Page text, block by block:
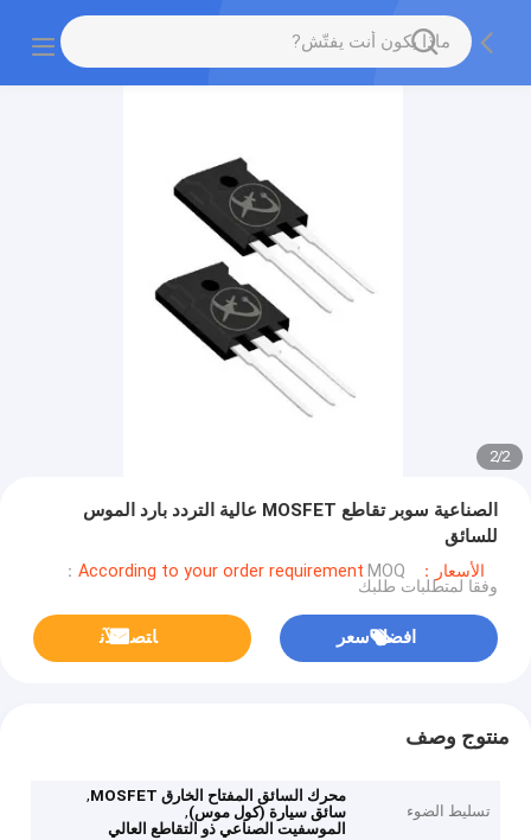
2
/
2
الصناعية سوبر تقاطع MOSFET عالية التردد بارد الموس
للسائق
الأسعار：According to your order requirement MOQ：
وفقا لمتطلبات طلبك
افضل سعر ﺎﺘﺼﻟ ﺍﻶﻧ
منتوج وصف
تسليط الضوء
محرك السائق المفتاح الخارق MOSFET
,
سائق سيارة (كول موس),
الموسفيت الصناعي ذو التقاطع العالي